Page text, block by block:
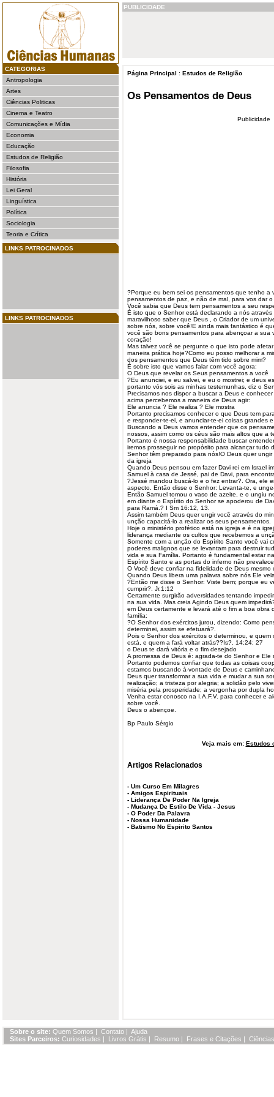
CATEGORIAS
Antropologia
Artes
Ciências Politicas
Cinema e Teatro
Comunicações e Mídia
Economia
Educação
Estudos de Religião
Filosofia
História
Lei Geral
Linguística
Política
Sociologia
Teoria e Crítica
LINKS PATROCINADOS
LINKS PATROCINADOS
PUBLICIDADE
Página Principal : Estudos de Religião
Os Pensamentos de Deus
Publicidade
?Porque eu bem sei os pensamentos que tenho a
pensamentos de paz, e não de mal, para vos dar
Você sabia que Deus tem pensamentos a seu
É isto que o Senhor está declarando a nós
maravilhoso saber que Deus , o Criador de um
sobre nós, sobre você!E ainda mais fantástico é
você são bons pensamentos para abençoar a sua
coração!
Mas talvez você se pergunte o que isto pode
maneira prática hoje?Como eu posso melhorar a
dos pensamentos que Deus têm tido sobre mim?
É sobre isto que vamos falar com você agora:
O Deus que revelar os Seus pensamentos a você
?Eu anunciei, e eu salvei, e eu o mostrei; e deus
portanto vós sois as minhas testemunhas, diz o
Precisamos nos dispor a buscar a Deus e
acima percebemos a maneira de Deus agir:
Ele anuncia ? Ele realiza ? Ele mostra
Portanto precisamos conhecer o que Deus tem
e responder-te-ei, e anunciar-te-ei coisas grandes
Buscando a Deus vamos entender que os
nossos, assim como os céus são mais altos que a
Portanto é nossa responsabilidade buscar
iremos prosseguir no propósito para alcançar tudo
Senhor têm preparado para nós!O Deus quer
da igreja
Quando Deus pensou em fazer Davi rei em Israel
Samuel à casa de Jessé, pai de Davi, para
?Jessé mandou buscá-lo e o fez entrar?. Ora, ele
aspecto. Então disse o Senhor: Levanta-te, e
Então Samuel tomou o vaso de azeite, e o ungiu
em diante o Espírito do Senhor se apoderou de
para Ramá.? I Sm 16:12, 13.
Assim também Deus quer ungir você através do
unção capacitá-lo a realizar os seus pensamentos.
Hoje o ministério profético está na igreja e é na
liderança mediante os cultos que recebemos a
Somente com a unção do Espírito Santo você vai
poderes malignos que se levantam para destruir
vida e sua Família. Portanto é fundamental estar
Espírito Santo e as portas do inferno não
O Você deve confiar na fidelidade de Deus mesmo
Quando Deus libera uma palavra sobre nós Ele
?Então me disse o Senhor: Viste bem; porque eu
cumprir?. Jr.1:12
Certamente surgirão adversidades tentando
na sua vida. Mas creia Agindo Deus quem
em Deus certamente e levará até o fim a boa obra
família:
?O Senhor dos exércitos jurou, dizendo: Como
determinei, assim se efetuará?.
Pois o Senhor dos exércitos o determinou, e quem
está, e quem a fará voltar atrás??Is?. 14:24; 27
o Deus te dará vitória e o fim desejado
A promessa de Deus é: agrada-te do Senhor e
Portanto podemos confiar que todas as coisas
estamos buscando à-vontade de Deus e
Deus quer transformar a sua vida e mudar a sua
realização; a tristeza por alegria; a solidão pelo
miséria pela prosperidade; a vergonha por dupla
Venha estar conosco na I.A.F.V. para conhecer e
sobre você.
Deus o abençoe.
Bp Paulo Sérgio
Veja mais em: Estudos
Artigos Relacionados
- Um Curso Em Milagres
- Amigos Espirituais
- Liderança De Poder Na Igreja
- Mudança De Estilo De Vida - Jesus
- O Poder Da Palavra
- Nossa Humanidade
- Batismo No Espirito Santos
Sobre o site: Quem Somos | Contato | Ajuda
Sites Parceiros: Curiosidades | Livros Grátis | Resumo | Frases e Citações |